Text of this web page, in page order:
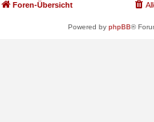
Foren-Übersicht
Powered by phpBB®